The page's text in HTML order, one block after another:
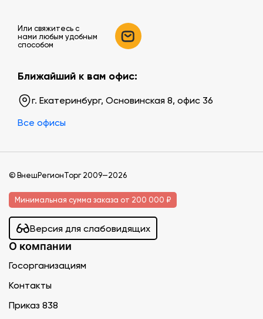
Или свяжитесь c
нами любым удобным
способом
Ближайший к вам офис:
г. Екатеринбург, Основинская 8, офис 36
Все офисы
© ВнешРегионТорг 2009—2026
Минимальная сумма заказа от 200 000 ₽
Версия для слабовидящих
О компании
Госорганизациям
Контакты
Приказ 838